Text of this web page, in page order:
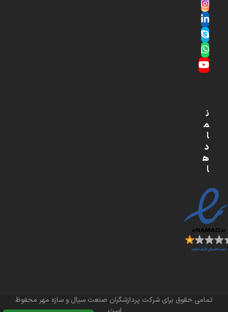
Instagram
LinkedIn
Skype
Whatsapp
YouTube
ن
م
ا
د
ه
ا
تمامی حقوق برای شرکت پردازشگران صنعت سیال و سازه مهر محفوظ